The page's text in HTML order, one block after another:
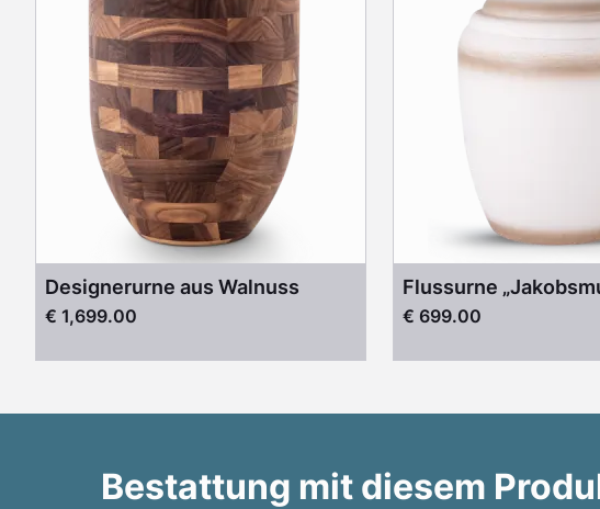
Designerurne aus Walnuss
€ 1,699.00
Flussurne
€ 699.00
Bestattung mit diesem